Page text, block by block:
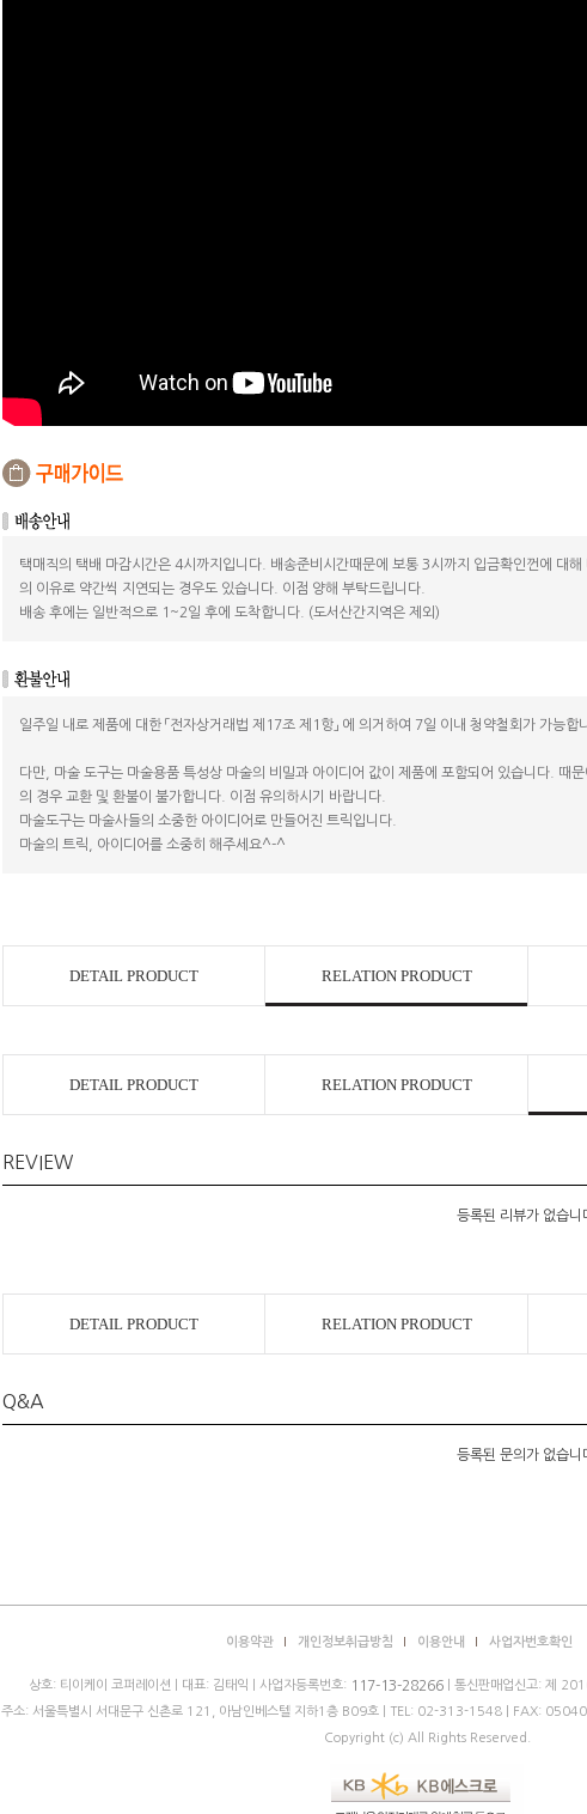
택매직의 택배 마감시간은 4시까지입니다. 배송준비시간때문에 보통 3시까지 입금확인껀에 대
의 이유로 약간씩 지연되는 경우도 있습니다. 이점 양해 부탁드립니다.
배송 후에는 일반적으로 1~2일 후에 도착합니다. (도서산간지역은 제외)
일주일 내로 제품에 대한 「전자상거래법 제17조 제1항」 에 의거하여 7일 이내 청약철회가 가능합
다만, 마술 도구는 마술용품 특성상 마술의 비밀과 아이디어 값이 제품에 포함되어 있습니다. 때
의 경우 교환 및 환불이 불가합니다. 이점 유의하시기 바랍니다.
마술도구는 마술사들의 소중한 아이디어로 만들어진 트릭입니다.
마술의 트릭, 아이디어를 소중히 해주세요^-^
DETAIL PRODUCT RELATION PRODUCT
DETAIL PRODUCT RELATION PRODUCT
REVIEW
등록된 리뷰가 없습니
DETAIL PRODUCT RELATION PRODUCT
Q&A
등록된 문의가 없습니
이용약관 개인정보취급방침 이용안내 사업자번호확인
상호: 티이케이 코퍼레이션 | 대표: 김태익 | 사업자등록번호: 117-13-28266| 통신판매업신고: 제
주소: 서울특별시 서대문구 신촌로 121, 아남인베스텔 지하1층 B09호 | TEL: 02-313-1548 | FAX:
Copyright (c) All Rights Reserved.